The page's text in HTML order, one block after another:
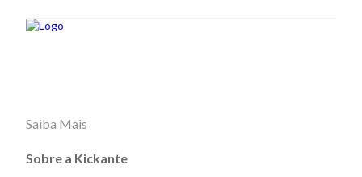
Saiba Mais
Sobre a Kickante